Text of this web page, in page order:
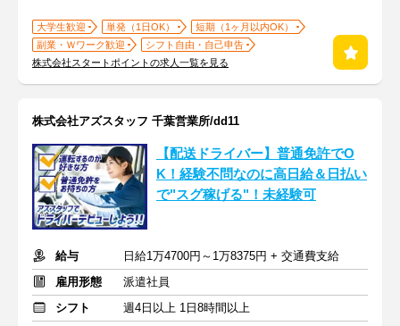
大学生歓迎 単発（1日OK）
短期（1ヶ月以内OK）
副業・Ｗワーク歓迎
シフト自由・自己申告
株式会社スタートポイントの求人一覧を見る
株式会社アズスタッフ 千葉営業所/dd11
【配送ドライバー】普通免許でO
K！経験不問なのに高日給＆日払い
で"スグ稼げる"！未経験可
給与
日給1万4700円～1万8375円 + 交通費支給
雇用形態
派遣社員
シフト
週4日以上 1日8時間以上